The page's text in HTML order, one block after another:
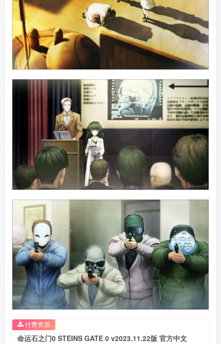
命运石之门0 STEINS GATE 0 v2023.11.22版 官方中文
付费资源